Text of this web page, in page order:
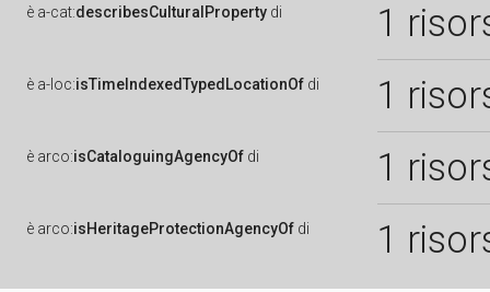
è a-cat:describesCulturalProperty di 1
è a-loc:isTimeIndexedTypedLocationOf di 1
è arco:isCataloguingAgencyOf di 1
è arco:isHeritageProtectionAgencyOf di 1